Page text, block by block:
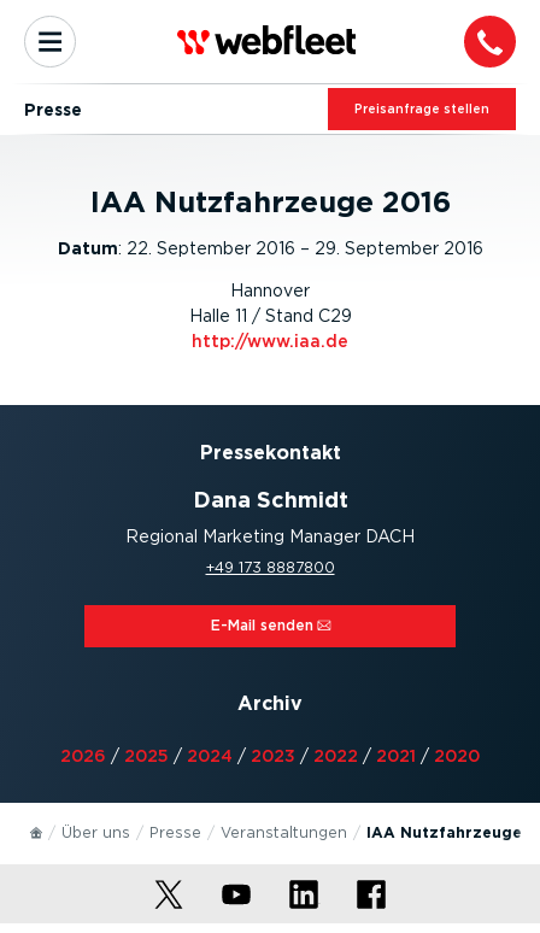
Presse Preis­an­frage stellen
IAA Nutzfahrzeuge 2016
Datum: 22. September 2016 – 29. September 2016
Hannover
Halle 11 / Stand C29
http://www.iaa.de
Presse­kontakt
Dana Schmidt
Regional Marketing Manager DACH
+49 173 8887800
E-Mail senden⁠
Archiv
2026 / 2025 / 2024 / 2023 / 2022 / 2021 / 2020
Über uns Presse Veran­stal­tungen IAA Nutzfahrzeuge